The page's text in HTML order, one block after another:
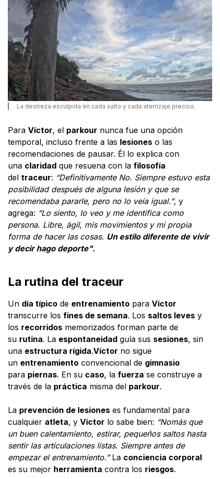
La destreza esculpida en cada salto y cada aterrizaje preciso.
Para Víctor, el parkour nunca fue una opción
temporal, incluso frente a las lesiones o las
recomendaciones de pausar. Él lo explica con
una claridad que resuena con la filosofía
del traceur: “Definitivamente No. Siempre estuvo esta
posibilidad después de alguna lesión y que se
recomendaba pararle, pero no lo veía igual.”, y
agrega: “Lo siento, lo veo y me identifica como
persona. Libre, ágil, mis movimientos y mi propia
forma de hacer las cosas. Un estilo diferente de vivir
y decir hago deporte".
La rutina del traceur
Un día típico de entrenamiento para Víctor
transcurre los fines de semana. Los saltos leves y
los recorridos memorizados forman parte de
su rutina. La espontaneidad guía sus sesiones, sin
una estructura rígida.Víctor no sigue
un entrenamiento convencional de gimnasio
para piernas. En su caso, la fuerza se construye a
través de la práctica misma del parkour.
La prevención de lesiones es fundamental para
cualquier atleta, y Víctor lo sabe bien: “Nomás que
un buen calentamiento, estirar, pequeños saltos hasta
sentir las articulaciones listas. Siempre antes de
empezar el entrenamiento.”La conciencia corporal
es su mejor herramienta contra los riesgos.